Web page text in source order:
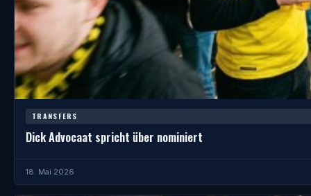
TRANSFERS
Dick Advocaat spricht über nominiert
18. Mai 2026